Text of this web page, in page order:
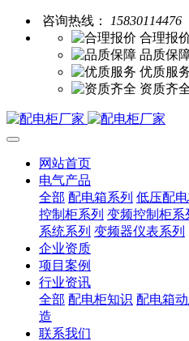
咨询热线：
15830114476
合理报
品质保
优质服
资质齐
网站首页
电气产品
全部 配电箱系列 低压配
控制柜系列 变频控制柜系
系统系列 变频器仪表系列
企业资质
项目案例
行业资讯
全部 配电柜知识 配电箱
造
联系我们